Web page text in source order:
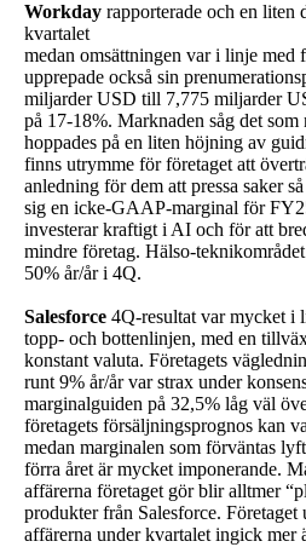
Workday rapporterade och en liten
kvartalet
medan omsättningen var i linje med
upprepade också sin
miljarder USD till 7,775 miljarder
på 17-18%. Marknaden såg det
hoppades på en liten höjning av
finns utrymme för företaget att
anledning för dem att pressa saker
sig en icke-GAAP-marginal för
investerar kraftigt i AI och för att
mindre företag. Hälso-
50% år/år i 4Q.
Salesforce 4Q-resultat var mycket i
topp- och bottenlinjen, med en
konstant valuta. Företagets
runt 9% år/år var strax under
marginalguiden på 32,5% låg väl
företagets försäljningsprognos kan
medan marginalen som förväntas
förra året är mycket imponerande.
affärerna företaget gör blir alltmer
produkter från Salesforce. Företaget
affärerna under kvartalet ingick mer